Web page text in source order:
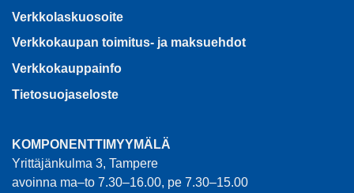
Verkkolaskuosoite
Verkkokaupan toimitus- ja maksuehdot
Verkkokauppainfo
Tietosuojaseloste
KOMPONENTTIMYYMÄLÄ
Yrittäjänkulma 3, Tampere
avoinna ma–to 7.30–16.00, pe 7.30–15.00